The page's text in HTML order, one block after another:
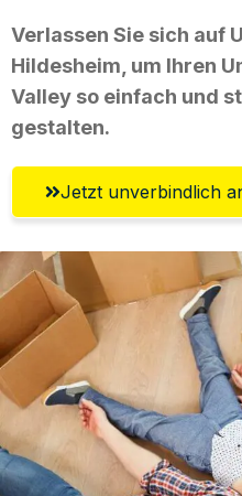
Verlassen Sie sich auf
Hildesheim, um Ihren
Valley so einfach und
gestalten.
Jetzt unverbindlich